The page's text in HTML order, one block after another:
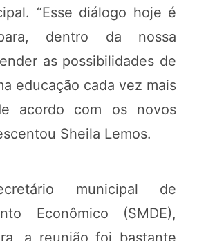
“Esse diálogo hoje é
dentro da nossa
as possibilidades de
educação cada vez mais
acordo com os novos
Sheila Lemos.
municipal de
Econômico (SMDE),
a reunião foi bastante